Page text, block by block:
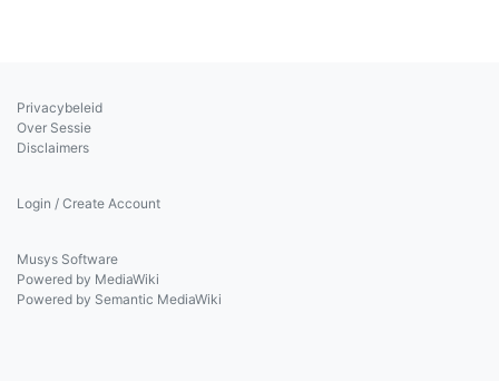
Privacybeleid
Over Sessie
Disclaimers
Login / Create Account
Musys Software
Powered by MediaWiki
Powered by Semantic MediaWiki